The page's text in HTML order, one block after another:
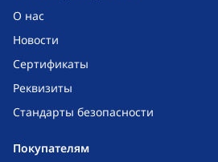
О нас
Новости
Сертификаты
Реквизиты
Стандарты безопасности
Покупателям